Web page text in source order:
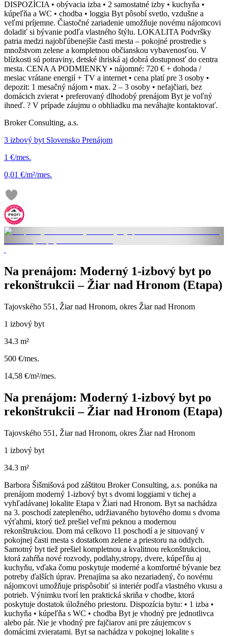
DISPOZÍCIA • obývacia izba • 2 samostatné izby • kuchyňa •
kúpeľňa a WC • chodba • loggia Byt pôsobí svetlo, vzdušne a
veľmi príjemne. Čiastočné zariadenie umožňuje novému nájomcovi
doladiť si bývanie podľa vlastného štýlu. LOKALITA Podvršky
patria medzi najobľúbenejšie časti mesta – pokojné prostredie s
množstvom zelene a kompletnou občianskou vybavenosťou. V
blízkosti sú potraviny, detské ihriská aj dobrá dostupnosť do centra
mesta. CENA A PODMIENKY • nájomné: 720 € + dohoda /
mesiac vrátane energií + TV a internet • cena platí pre 3 osoby •
depozit: 1 mesačný nájom • max. 2 – 3 osoby • nefajčiari, bez
domácich zvierat • preferovaný dlhodobý prenájom Byt je voľný
ihneď. ? V prípade záujmu o obhliadku ma neváhajte kontaktovať.
Broker Consulting, a.s.
3 izbový byt Slovensko Prenájom
1 €/mes.
0,01 €/m²/mes.
Na prenájom: Moderný 1-izbový byt po
rekonštrukcii – Žiar nad Hronom (Etapa)
Tajovského 551, Žiar nad Hronom, okres Žiar nad Hronom
1 izbový byt
34.3 m²
500 €/mes.
14,58 €/m²/mes.
Na prenájom: Moderný 1-izbový byt po
rekonštrukcii – Žiar nad Hronom (Etapa)
Tajovského 551, Žiar nad Hronom, okres Žiar nad Hronom
1 izbový byt
34.3 m²
Barbora Šišmišová pod záštitou Broker Consulting, a.s. ponúka na
prenájom moderný 1-izbový byt s dvomi loggiami v tichej a
vyhľadávanej lokalite Etapa v Žiari nad Hronom. Byt sa nachádza
na 3. poschodí zatepleného, udržiavaného bytového domu s dvoma
výťahmi, ktorý tiež prešiel veľmi peknou a modernou
rekonštrukciou. Dom má celkovo 11 poschodí a je situovaný v
pokojnej časti mesta s dostatkom zelene a priestoru na oddych.
Samotný byt tiež prešiel kompletnou a kvalitnou rekonštrukciou,
ktorá zahŕňa nové rozvody, podlahy,stropy, dvere, kúpeľňu aj
kuchyňu, vďaka čomu poskytuje moderné a komfortné bývanie bez
potreby ďalších úprav. Prenajíma sa ako nezariadený, čo novému
nájomcovi umožňuje prispôsobiť si interiér podľa vlastného vkusu a
potrieb. Výnimku tvorí len praktická skriňa v chodbe, ktorá
poskytuje dostatok úložného priestoru. Dispozícia bytu: • 1 izba •
kuchyňa • kúpeľňa s WC • chodba Byt je vhodný pre jednotlivca
alebo pár. Nie je vhodný pre fajčiarov ani pre záujemcov s
domácimi zvieratami. Byt sa nachádza v pokojnej lokalite s